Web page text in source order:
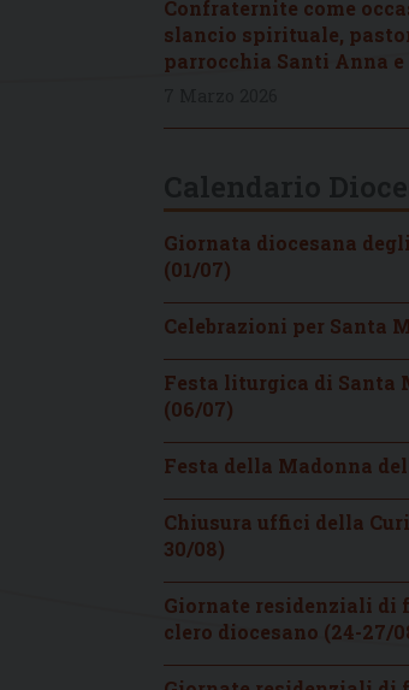
Confraternite come
slancio spirituale,
parrocchia Santi Anna
Giornata diocesana
(01/07)
Celebrazioni per Santa
Festa liturgica di Santa
(06/07)
Festa della Madonna
Chiusura uffici della
30/08)
Giornate residenziali di
clero diocesano (24-27/